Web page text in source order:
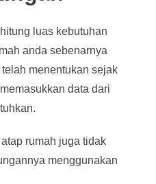
luas kebutuhan
anda sebenarnya
menentukan sejak
data dari
rumah juga tidak
menggunakan